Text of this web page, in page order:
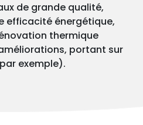
de grande qualité,
efficacité énergétique,
thermique
portant sur
exemple).